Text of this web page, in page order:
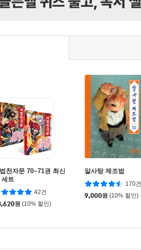
천자문 70~71권 최신
세트
42건
원 (10% 할인)
알사탕 제조법
170건
9,000원 (10% 할인)